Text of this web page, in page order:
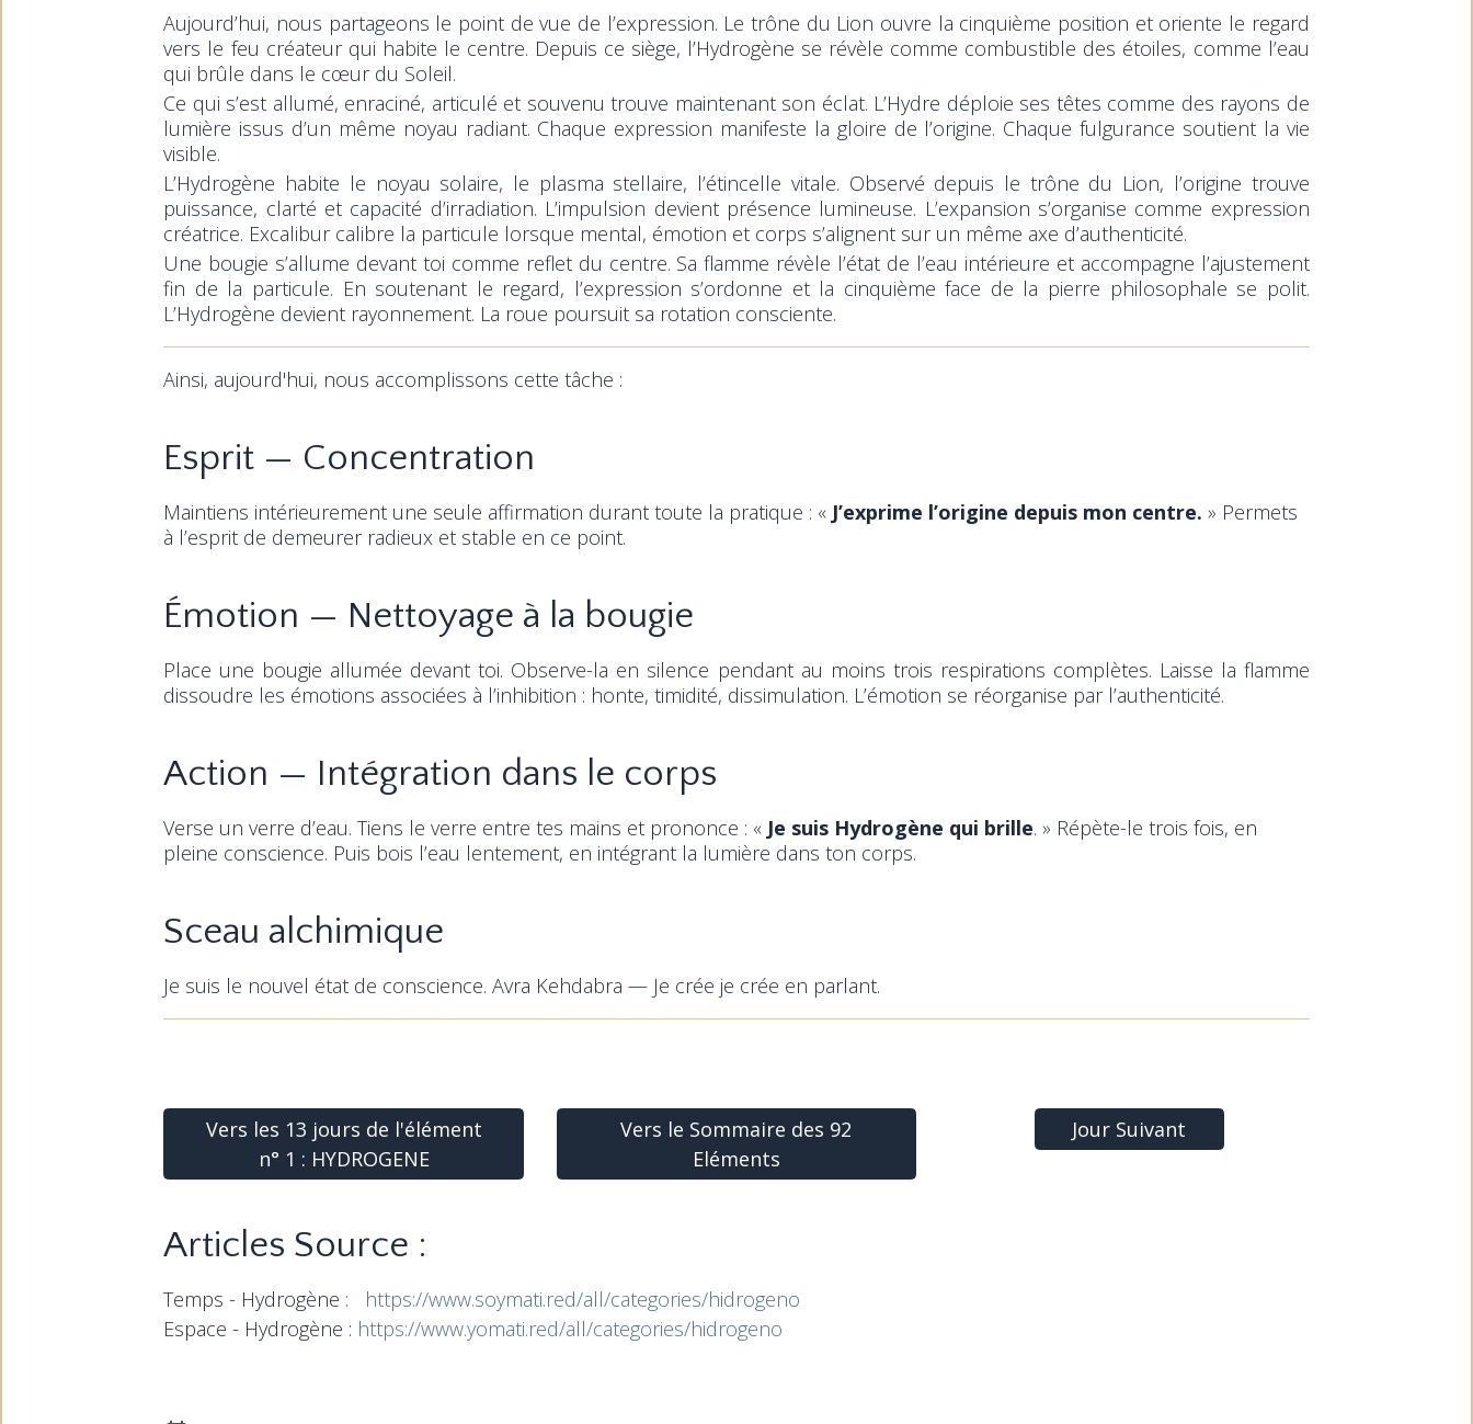
Aujourd’hui, nous partageons le point de vue de l’expression. Le trône du Lion ouvre la cinquième position et oriente le regard
vers le feu créateur qui habite le centre. Depuis ce siège, l’Hydrogène se révèle comme combustible des étoiles, comme l’eau
qui brûle dans le cœur du Soleil.
Ce qui s’est allumé, enraciné, articulé et souvenu trouve maintenant son éclat. L’Hydre déploie ses têtes comme des rayons de
lumière issus d’un même noyau radiant. Chaque expression manifeste la gloire de l’origine. Chaque fulgurance soutient la vie
visible.
L’Hydrogène habite le noyau solaire, le plasma stellaire, l’étincelle vitale. Observé depuis le trône du Lion, l’origine trouve
puissance, clarté et capacité d’irradiation. L’impulsion devient présence lumineuse. L’expansion s’organise comme expression
créatrice. Excalibur calibre la particule lorsque mental, émotion et corps s’alignent sur un même axe d’authenticité.
Une bougie s’allume devant toi comme reflet du centre. Sa flamme révèle l’état de l’eau intérieure et accompagne l’ajustement
fin de la particule. En soutenant le regard, l’expression s’ordonne et la cinquième face de la pierre philosophale se polit.
L’Hydrogène devient rayonnement. La roue poursuit sa rotation consciente.
Ainsi, aujourd'hui, nous accomplissons cette tâche :
Esprit — Concentration
Maintiens intérieurement une seule affirmation durant toute la pratique : « J’exprime l’origine depuis mon centre. » Permets
à l’esprit de demeurer radieux et stable en ce point.
Émotion — Nettoyage à la bougie
Place une bougie allumée devant toi. Observe-la en silence pendant au moins trois respirations complètes. Laisse la flamme
dissoudre les émotions associées à l’inhibition : honte, timidité, dissimulation. L’émotion se réorganise par l’authenticité.
Action — Intégration dans le corps
Verse un verre d’eau. Tiens le verre entre tes mains et prononce : « Je suis Hydrogène qui brille. » Répète-le trois fois, en
pleine conscience. Puis bois l’eau lentement, en intégrant la lumière dans ton corps.
Sceau alchimique
Je suis le nouvel état de conscience. Avra Kehdabra — Je crée je crée en parlant.
Vers les 13 jours de l'élément
n° 1 : HYDROGENE
Vers le Sommaire des 92
Eléments
Jour Suivant
Articles Source :
Temps - Hydrogène : https://www.soymati.red/all/categories/hidrogeno
Espace - Hydrogène : https://www.yomati.red/all/categories/hidrogeno